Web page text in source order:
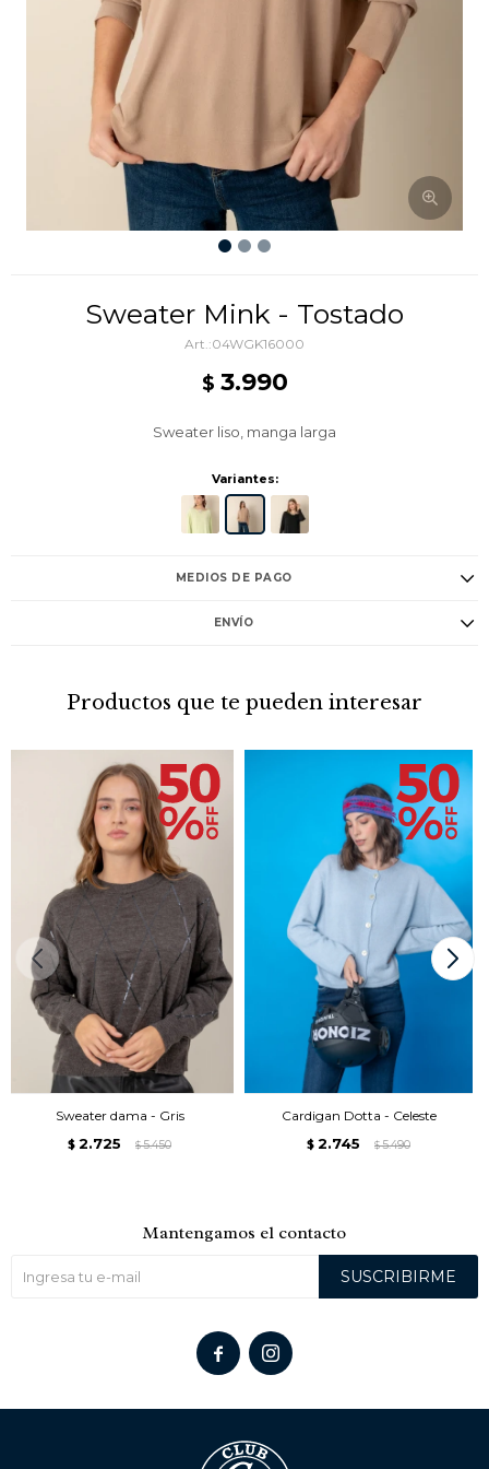
Sweater Mink - Tostado
04WGK16000
$ 3.990
Sweater liso, manga larga
Variantes:
MEDIOS DE PAGO
ENVÍO
Productos que te pueden interesar
Sweater dama - Gris
$ 2.725 $ 5.450
Cardigan Dotta - Celeste
$ 2.745 $ 5.490
Mantengamos el contacto
SUSCRIBIRME
 